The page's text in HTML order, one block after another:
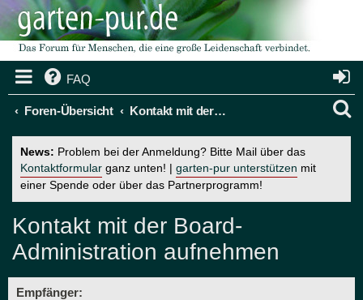
FAQ
Foren-Übersicht Kontakt mit der Board-Administration aufnehmen
News: Problem bei der Anmeldung? Bitte Mail über das
Kontaktformular ganz unten! | garten-pur unterstützen mit
einer Spende oder über das Partnerprogramm!
Kontakt mit der Board-
Administration aufnehmen
Empfänger: